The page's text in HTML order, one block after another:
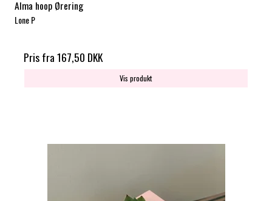
Alma hoop Ørering
Lone P
Pris fra167,50 DKK
Vis produkt